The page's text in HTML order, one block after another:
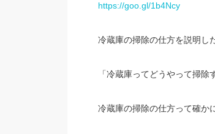
https://goo.gl/1b4Ncy
冷蔵庫の掃除の仕方を説明し
「冷蔵庫ってどうやって掃除
冷蔵庫の掃除の仕方って確か